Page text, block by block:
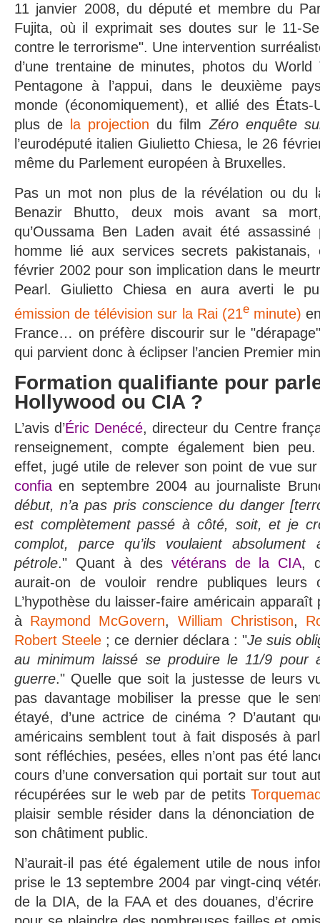
11 janvier 2008, du député et membre du
Fujita, où il exprimait ses doutes sur le 11-
contre le terrorisme". Une intervention
d’une trentaine de minutes, photos du
Pentagone à l’appui, dans le deuxième
monde (économiquement), et allié des
plus de
la projection du film Zéro enquête
l’eurodéputé italien Giulietto Chiesa, le 26
même du Parlement européen à Bruxelles.
Pas un mot non plus de la révélation ou du
Benazir Bhutto, deux mois avant sa
qu’Oussama Ben Laden avait été
homme lié aux services secrets pakistanais,
février 2002 pour son implication dans le
Pearl. Giulietto Chiesa en aura averti le
émission de télévision sur la Rai (21e minute)
France… on préfère discourir sur le
qui parvient donc à éclipser l’ancien Premier
Formation qualifiante pour
Hollywood ou CIA ?
L’avis d’Éric Denécé, directeur du Centre
renseignement, compte également bien
effet, jugé utile de relever son point de vue
confia en septembre 2004 au journaliste
début, n’a pas pris conscience du danger
est complètement passé à côté, soit, et je
complot, parce qu’ils voulaient
pétrole." Quant à des vétérans de la CIA,
aurait-on de vouloir rendre publiques leurs
L’hypothèse du laisser-faire américain
à Raymond McGovern, William Christison,
Robert Steele ; ce dernier déclara :"Je suis
au minimum laissé se produire le 11/9 pour
guerre." Quelle que soit la justesse de leurs
pas davantage mobiliser la presse que le
étayé, d’une actrice de cinéma ? D’autant
américains semblent tout à fait disposés à
sont réfléchies, pesées, elles n’ont pas été
cours d’une conversation qui portait sur tout
récupérées sur le web par de petits
plaisir semble résider dans la dénonciation de
son châtiment public.
N’aurait-il pas été également utile de nous
prise le 13 septembre 2004 par vingt-cinq
de la DIA, de la FAA et des douanes, d’écrire